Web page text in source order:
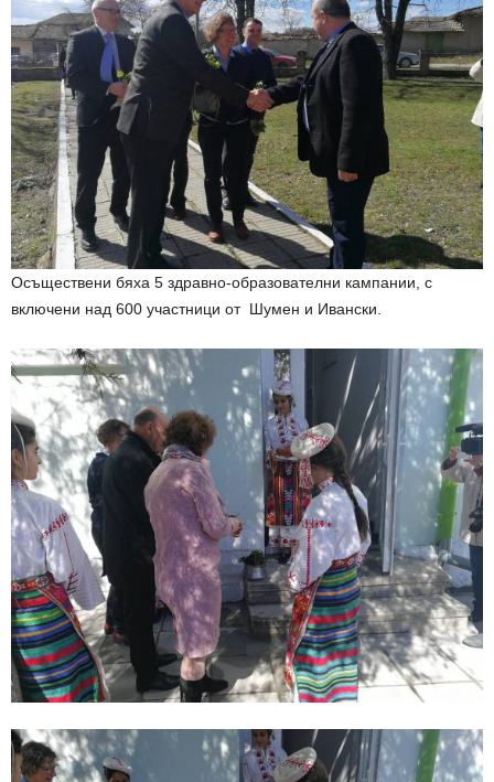
Осъществени бяха 5 здравно-образователни кампании, с
включени над 600 участници от Шумен и Ивански.